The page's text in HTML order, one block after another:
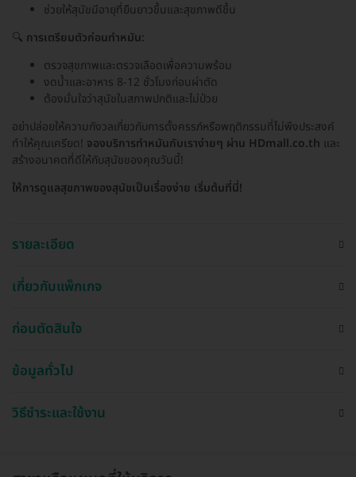
ช่วยให้สุนัขมีอายุที่ยืนยาวขึ้นและสุขภาพดีขึ้น
🔍 การเตรียมตัวก่อนทำหมัน:
ตรวจสุขภาพและตรวจเลือดเพื่อความพร้อม
งดน้ำและอาหาร 8-12 ชั่วโมงก่อนผ่าตัด
ต้องมั่นใจว่าสุนัขในสภาพปกติและไม่ป่วย
อย่าปล่อยให้ความกังวลเกี่ยวกับการตั้งครรภ์หรือพฤติกรรมที่ไม่พึงประสงค์
ทำให้คุณเครียด! จองบริการทำหมันกับเราง่ายๆ ผ่าน HDmall.co.th และ
สร้างอนาคตที่ดีให้กับสุนัขของคุณวันนี้!
ให้การดูแลสุขภาพของสุนัขเป็นเรื่องง่าย เริ่มต้นที่นี่!
รายละเอียด
เกี่ยวกับแพ็กเกจ
ก่อนตัดสินใจ
ข้อมูลทั่วไป
วิธีชำระและใช้งาน